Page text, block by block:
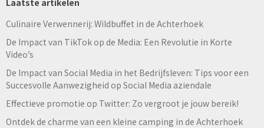
Culinaire Verwennerij: Wildbuffet in de Achterhoek
De Impact van TikTok op de Media: Een Revolutie in Korte
Video’s
De Impact van Social Media in het Bedrijfsleven: Tips voor een
Succesvolle Aanwezigheid op Social Media aziendale
Effectieve promotie op Twitter: Zo vergroot je jouw bereik!
Ontdek de charme van een kleine camping in de Achterhoek